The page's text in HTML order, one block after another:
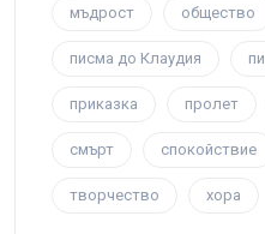
мъдрост общество
писма до Клаудия
приказка пролет
смърт спокойствие
творчество хора